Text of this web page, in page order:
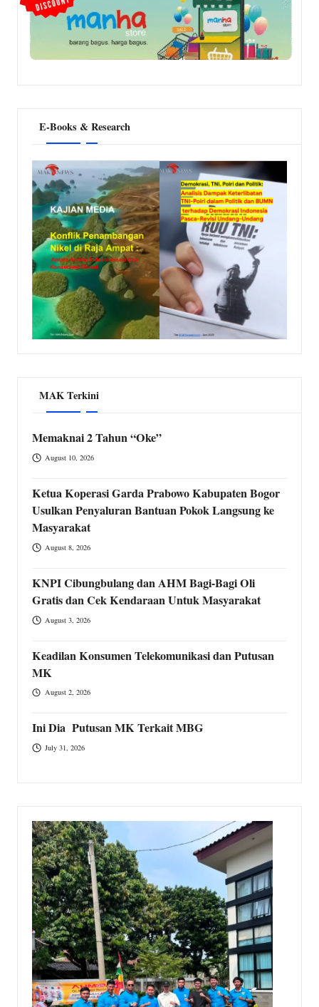
E-Books & Research
MAK Terkini
Memaknai 2 Tahun “Oke”
August 10, 2026
Ketua Koperasi Garda Prabowo Kabupaten Bogor
Usulkan Penyaluran Bantuan Pokok Langsung ke
Masyarakat
August 8, 2026
KNPI Cibungbulang dan AHM Bagi-Bagi Oli
Gratis dan Cek Kendaraan Untuk Masyarakat
August 3, 2026
Keadilan Konsumen Telekomunikasi dan Putusan
MK
August 2, 2026
Ini Dia Putusan MK Terkait MBG
July 31, 2026